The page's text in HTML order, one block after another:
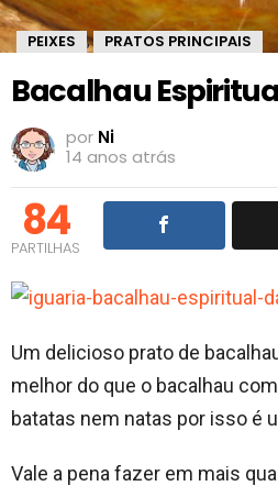
PEIXES , PRATOS PRINCIPAIS
Bacalhau
por Ni
14 anos atrás
84
PARTILHAS
Um delicioso prato de
melhor do que o bacalhau
batatas nem natas por isso é
Vale a pena fazer em mais